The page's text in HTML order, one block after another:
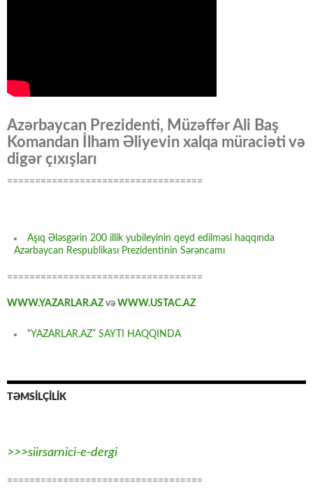
Azərbaycan Prezidenti, Müzəffər Ali Baş
Komandan İlham Əliyevin xalqa müraciəti və
digər çıxışları
===================================
Aşıq Ələsgərin 200 illik yubileyinin qeyd edilməsi haqqında
Azərbaycan Respublikası Prezidentinin Sərəncamı
===================================
WWW.YAZARLAR.AZ və WWW.USTAC.AZ
“YAZARLAR.AZ” SAYTI HAQQINDA
TƏMSİLÇİLİK
>>>siirsarnici-e-dergi
===================================